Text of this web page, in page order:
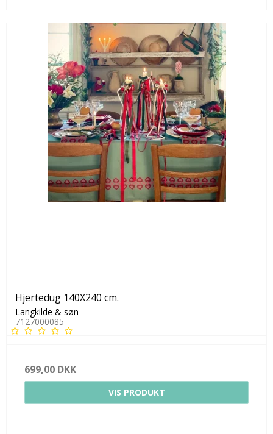
Hjertedug 140X240 cm.
Langkilde & søn
7127000085
699,00 DKK
VIS PRODUKT